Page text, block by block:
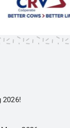
2026!